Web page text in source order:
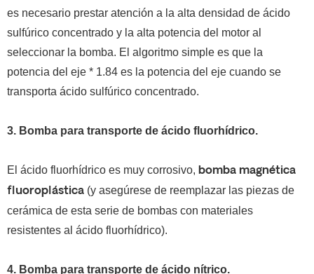
es necesario prestar atención a la alta densidad de ácido
sulfúrico concentrado y la alta potencia del motor al
seleccionar la bomba. El algoritmo simple es que la
potencia del eje * 1.84 es la potencia del eje cuando se
transporta ácido sulfúrico concentrado.
3. Bomba para transporte de ácido fluorhídrico.
El ácido fluorhídrico es muy corrosivo, bomba magnética
fluoroplástica (y asegúrese de reemplazar las piezas de
cerámica de esta serie de bombas con materiales
resistentes al ácido fluorhídrico).
4. Bomba para transporte de ácido nítrico.